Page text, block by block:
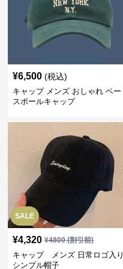
¥6,500 (税込)
キャップ メンズ おしゃれ ベー
スボールキャップ
SALE
¥4,320 ¥4800(割引前)
キャップ メンズ 日常ロゴ入り
シンプル帽子